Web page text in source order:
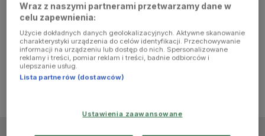
console for
more
information)
Wraz z naszymi partnerami przetwarzamy dane w
celu zapewnienia:
Użycie dokładnych danych geolokalizacyjnych. Aktywne skanowanie
charakterystyki urządzenia do celów identyfikacji. Przechowywanie
informacji na urządzeniu lub dostęp do nich. Spersonalizowane
reklamy i treści, pomiar reklam i treści, badnie odbiorców i
ulepszanie usług.
Lista partnerów (dostawców)
Ustawienia zaawansowane